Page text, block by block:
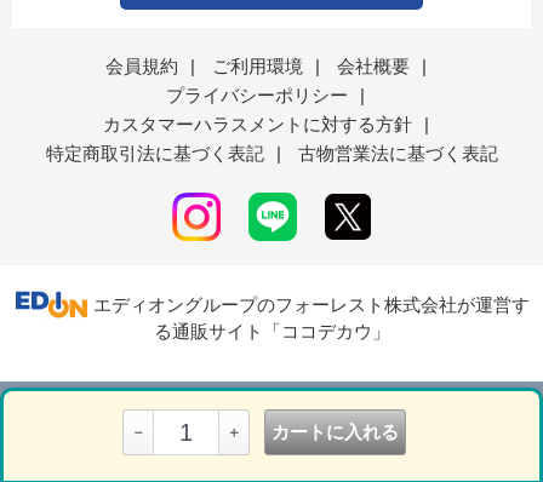
－ ＋ カートに入れる
会員規約 | ご利用環境 | 会社概要
|
プライバシーポリシー
|
カスタマーハラスメントに対する方針
|
特定商取引法に基づく表記
| 古物営業法に基づく表記
エディオングループのフォーレスト株式会社が運営す
る通販サイト「ココデカウ」
表示モード ＰＣ スマートフォン